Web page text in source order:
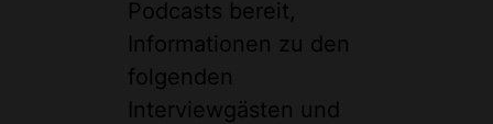
Podcasts bereit,
Informationen zu den
folgenden
Interviewgästen und